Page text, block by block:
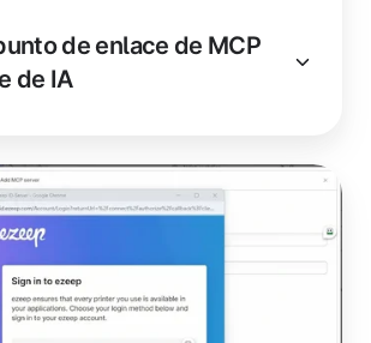
de enlace de MCP
de IA